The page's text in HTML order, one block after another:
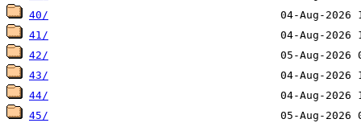
40/
41/
42/
43/
44/
45/